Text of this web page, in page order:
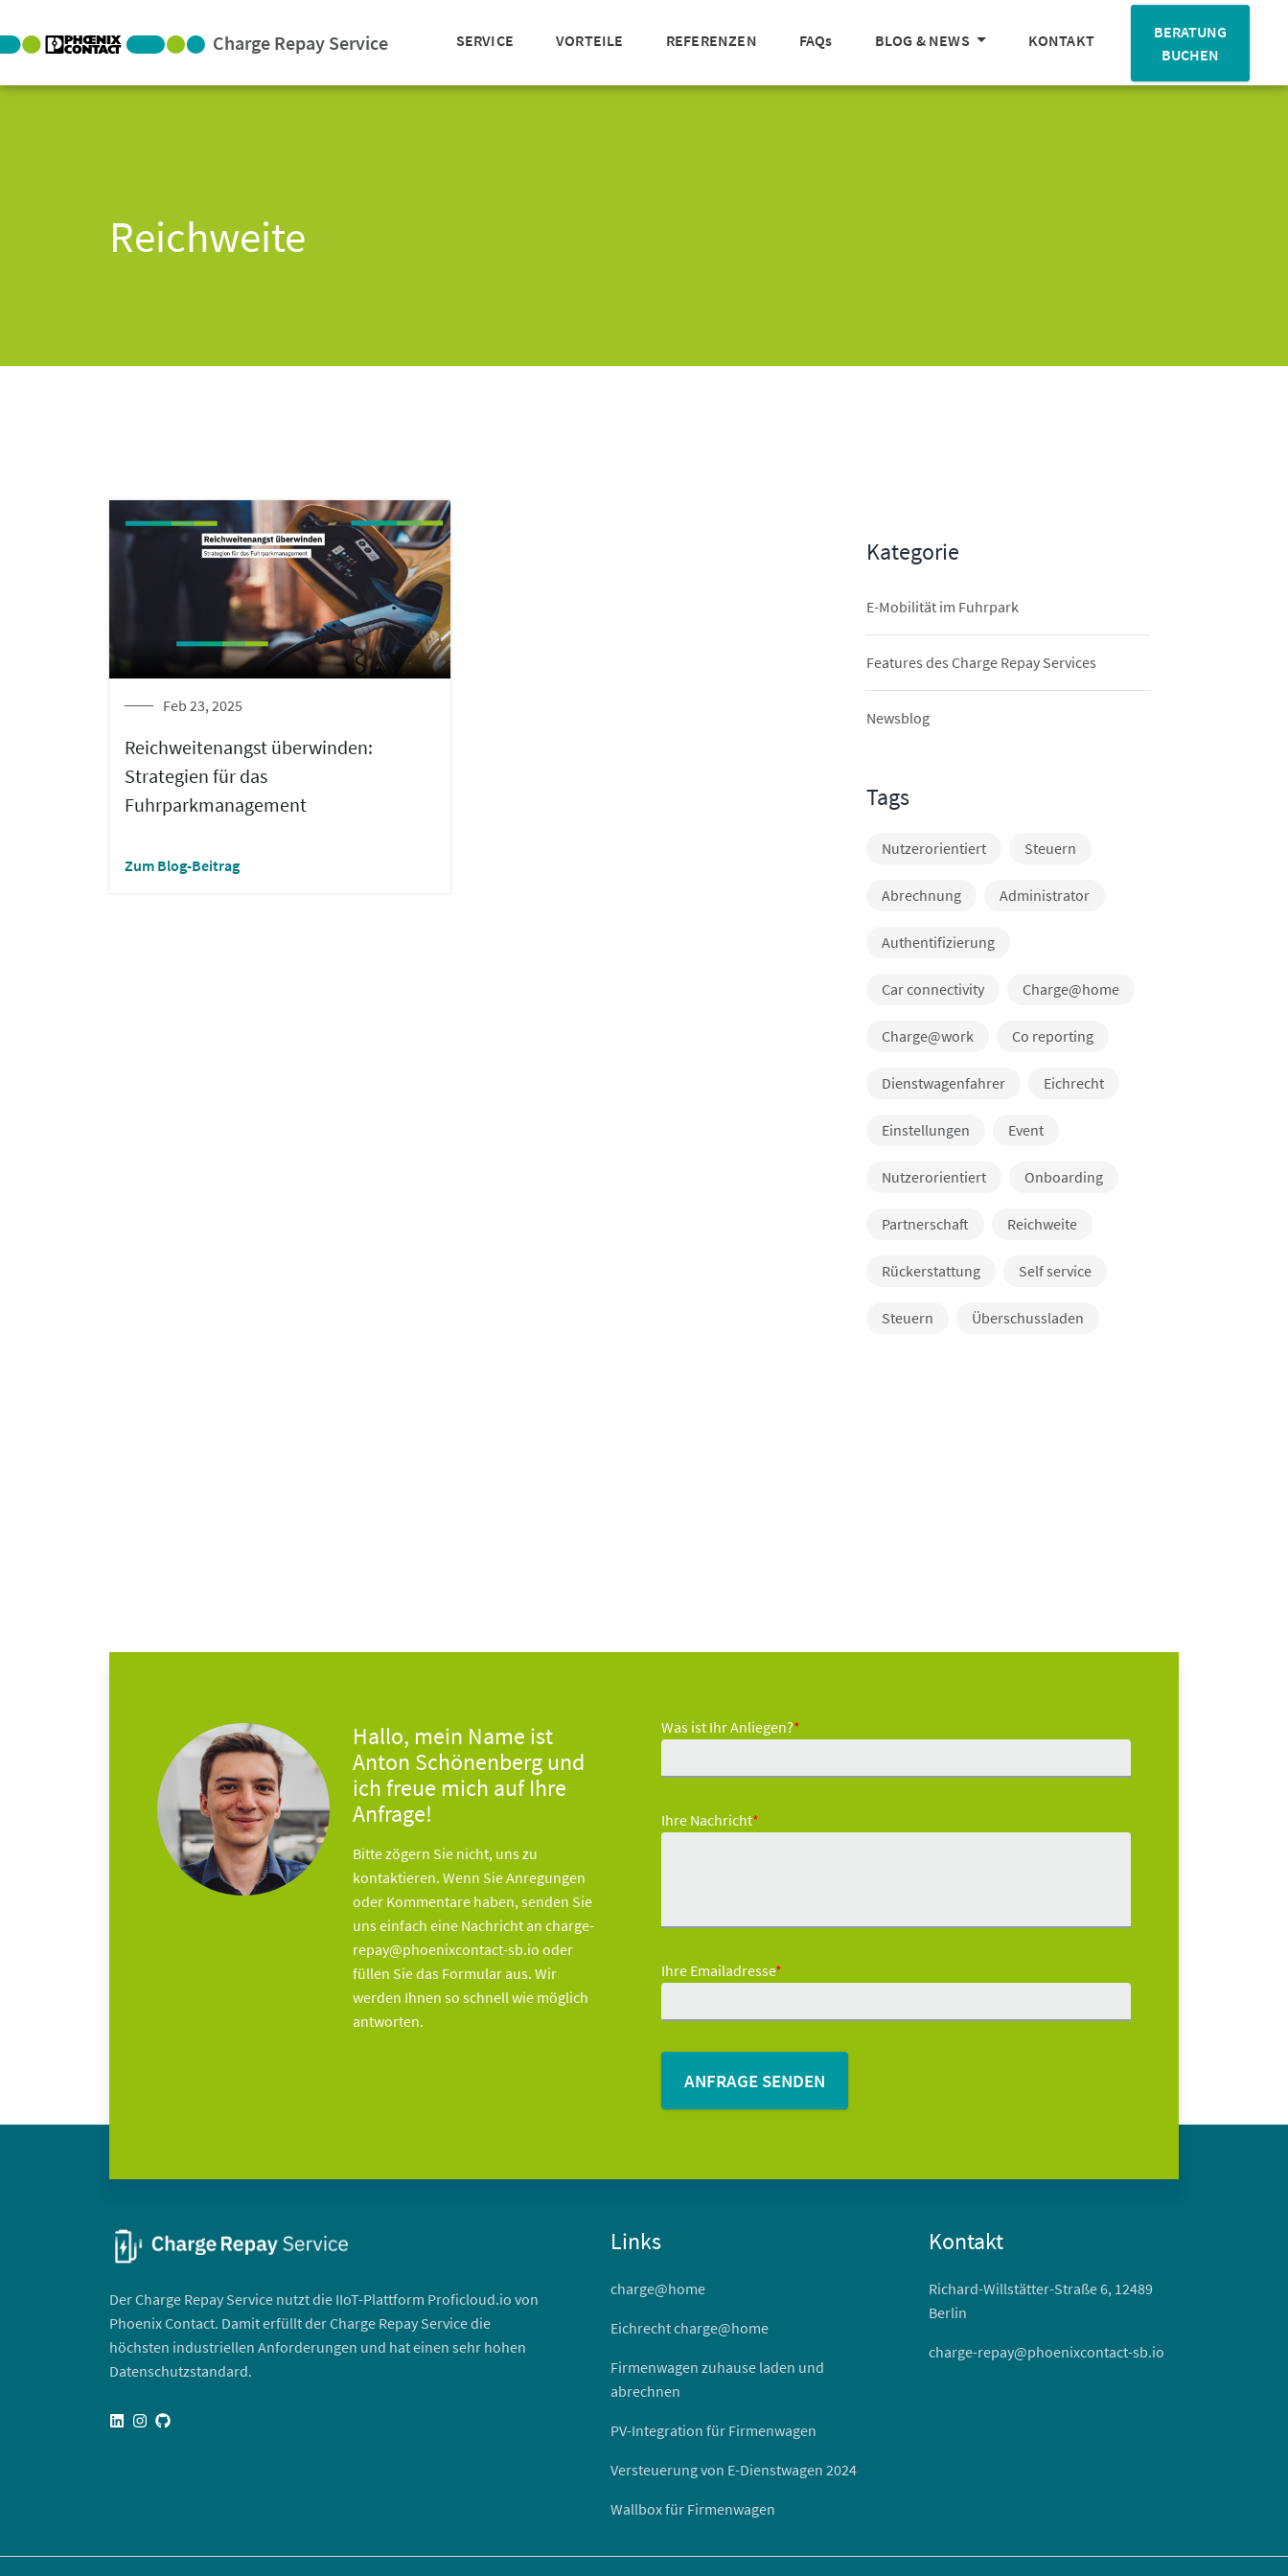
Reichweite
Charge Repay Service SERVICE VORTEILE REFERENZEN FAQs BLOG & NEWS KONTAKT
BERATUNG
BUCHEN
Feb 23, 2025
Reichweitenangst überwinden:
Strategien für das
Fuhrparkmanagement
Zum Blog-Beitrag
Kategorie
E-Mobilität im Fuhrpark
Features des Charge Repay Services
Newsblog
Tags
Nutzerorientiert Steuern
Abrechnung Administrator
Authentifizierung
Car connectivity Charge@home
Charge@work Co reporting
Dienstwagenfahrer Eichrecht
Einstellungen Event
Nutzerorientiert Onboarding
Partnerschaft Reichweite
Rückerstattung Self service
Steuern Überschussladen
Hallo, mein Name ist
Anton Schönenberg und
ich freue mich auf Ihre
Anfrage!
Bitte zögern Sie nicht, uns zu
kontaktieren. Wenn Sie Anregungen
oder Kommentare haben, senden Sie
uns einfach eine Nachricht an charge-
repay@phoenixcontact-sb.io oder
füllen Sie das Formular aus. Wir
werden Ihnen so schnell wie möglich
antworten.
Was ist Ihr Anliegen?*
Ihre Nachricht*
Ihre Emailadresse*
Der Charge Repay Service nutzt die IIoT-Plattform Proficloud.io von
Phoenix Contact. Damit erfüllt der Charge Repay Service die
höchsten industriellen Anforderungen und hat einen sehr hohen
Datenschutzstandard.
linkedininstagram
github
Links
charge@home
Eichrecht charge@home
Firmenwagen zuhause laden und
abrechnen
PV-Integration für Firmenwagen
Versteuerung von E-Dienstwagen 2024
Wallbox für Firmenwagen
Kontakt
Richard-Willstätter-Straße 6, 12489
Berlin
charge-repay@phoenixcontact-sb.io